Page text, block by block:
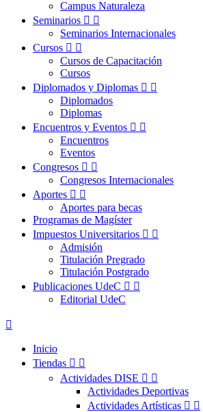
Campus Naturaleza
Seminarios  
Seminarios Internacionales
Cursos  
Cursos de Capacitación
Cursos
Diplomados y Diplomas  
Diplomados
Diplomas
Encuentros y Eventos  
Encuentros
Eventos
Congresos  
Congresos Internacionales
Aportes  
Aportes para becas
Programas de Magíster
Impuestos Universitarios  
Admisión
Titulación Pregrado
Titulación Postgrado
Publicaciones UdeC  
Editorial UdeC

Inicio
Tiendas  
Actividades DISE  
Actividades Deportivas
Actividades Artísticas  